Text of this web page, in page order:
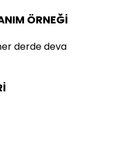
ÖRNEĞİ
derde deva